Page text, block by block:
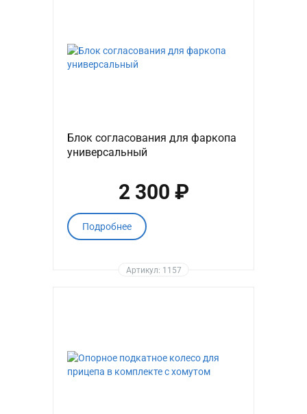
Блок согласования для фаркопа
универсальный
2 300 ₽
Подробнее
Артикул: 1157